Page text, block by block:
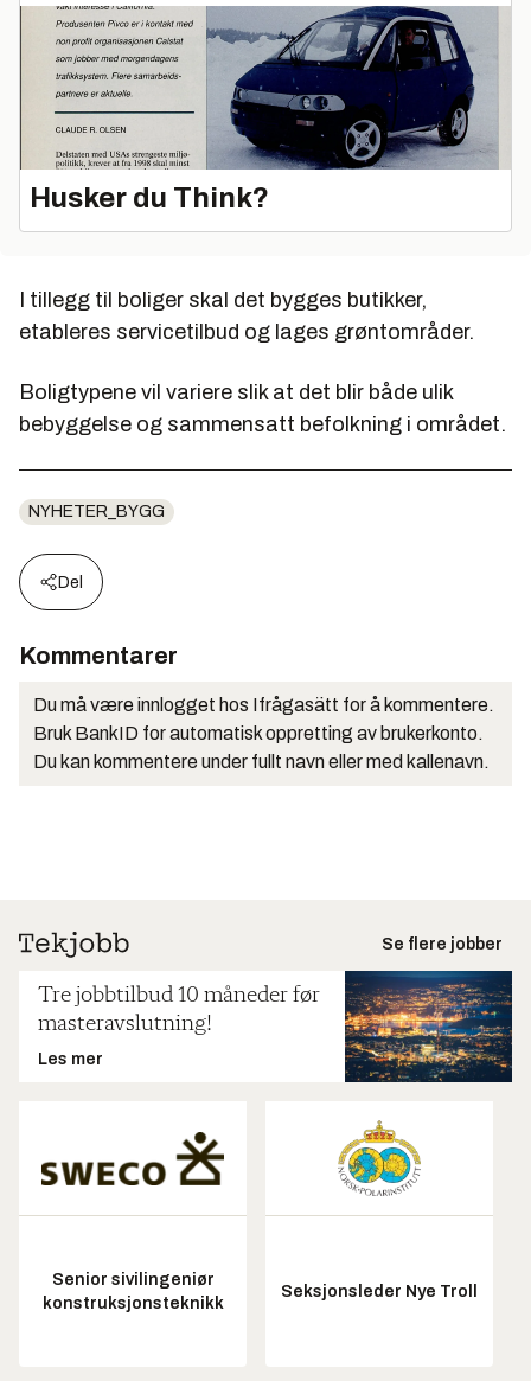
Husker du Think?
I tillegg til boliger skal det bygges butikker,
etableres servicetilbud og lages grøntområder.
Boligtypene vil variere slik at det blir både ulik
bebyggelse og sammensatt befolkning i området.
NYHETER_BYGG
Del
Kommentarer
Du må være innlogget hos Ifrågasätt for å kommentere.
Bruk BankID for automatisk oppretting av brukerkonto.
Du kan kommentere under fullt navn eller med kallenavn.
Se flere jobber
Tre jobbtilbud 10 måneder før
masteravslutning!
Les mer
Senior sivilingeniør
konstruksjonsteknikk
Seksjonsleder Nye Troll